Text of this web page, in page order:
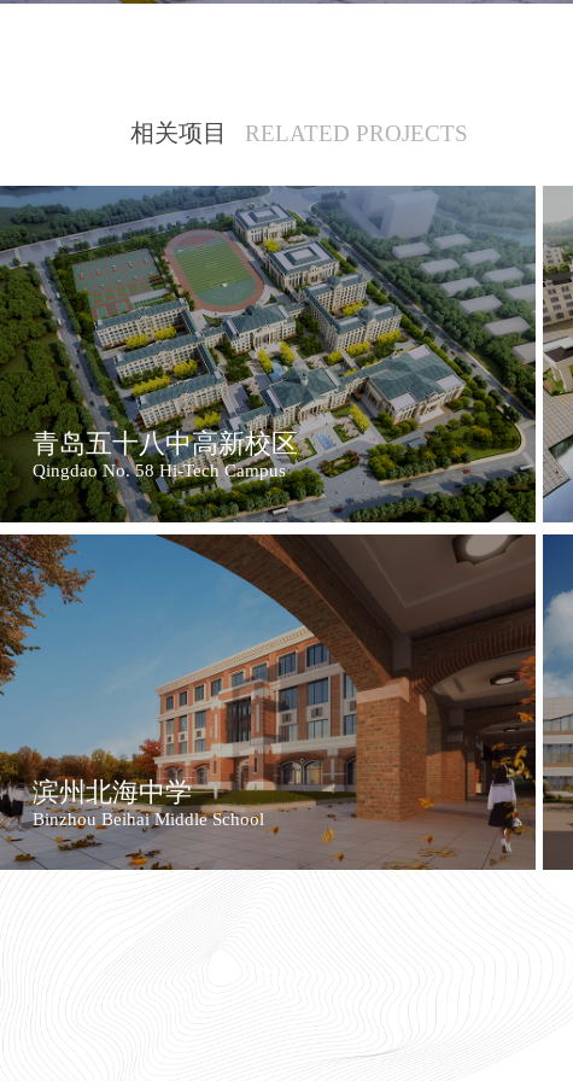
相关项目 RELATED PROJECTS
青岛五十八中高新校区
Qingdao No. 58 Hi-Tech Campus
滨州北海中学
Binzhou Beihai Middle School